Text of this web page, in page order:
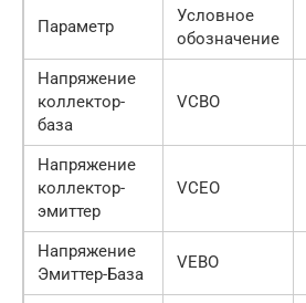
Параметр
Условное
обозначение
Напряжение
коллектор-
база
VCBO
Напряжение
коллектор-
эмиттер
VCEO
Напряжение
Эмиттер-База
VEBO